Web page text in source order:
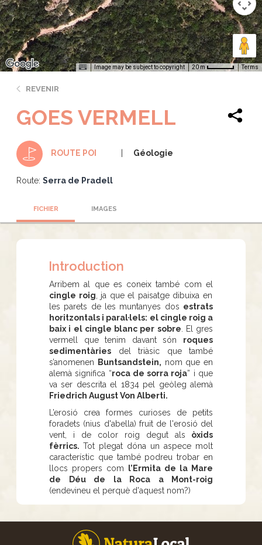
Image may be subject to copyright 20 m Terms
REVENIR
GOES VERMELL
ROUTE POI Géologie
Route: Serra de Pradell
FICHIER IMAGES
Introduction
Arribem al que es coneix també com el
cingle roig , ja que el paisatge dibuixa en
les parets de les muntanyes dos estrats
horitzontals i paral·lels: el cingle roig a
baix i el cingle blanc per sobre . El gres
vermell que tenim davant són roques
sedimentàries del triàsic que també
s’anomenen
Buntsandstein, nom que en
alemà significa “roca de sorra roja” i que
va ser descrita el 1834 pel geòleg alemà
Friedrich August Von Alberti.
L’erosió crea formes curioses de petits
foradets (nius d'abella) fruit de l'erosió del
vent, i de color roig degut als òxids
fèrrics. Tot plegat dóna un aspece molt
característic que també podreu trobar en
llocs propers com l’Ermita de la Mare
de Déu de la Roca a Mont-roig
(endevineu el perquè d'aquest nom?)